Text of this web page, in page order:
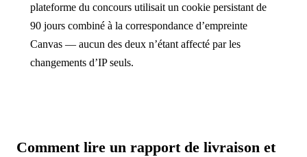
plateforme du concours utilisait un cookie persistant de
90 jours combiné à la correspondance d’empreinte
Canvas — aucun des deux n’étant affecté par les
changements d’IP seuls.
Comment lire un rapport de livraison et